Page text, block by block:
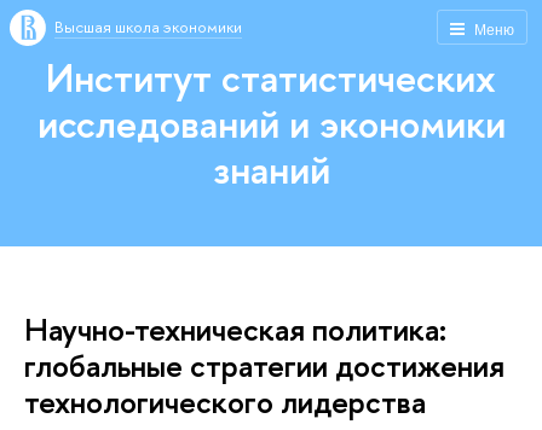
Меню
Высшая школа экономики
Институт статистических
исследований и экономики
знаний
Научно-техническая политика:
глобальные стратегии достижения
технологического лидерства